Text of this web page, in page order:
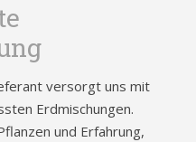
versorgt uns mit
Erdmischungen.
und Erfahrung,